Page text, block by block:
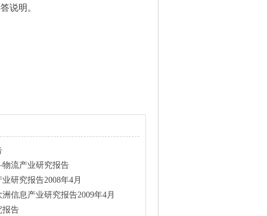
说明。
流产业研究报告
研究报告2008年4月
信息产业研究报告2009年4月
报告